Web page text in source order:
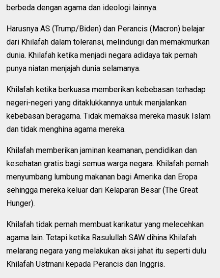
berbeda dengan agama dan ideologi lainnya.
Harusnya AS (Trump/Biden) dan Perancis (Macron) belajar
dari Khilafah dalam toleransi, melindungi dan memakmurkan
dunia. Khilafah ketika menjadi negara adidaya tak pernah
punya niatan menjajah dunia selamanya.
Khilafah ketika berkuasa memberikan kebebasan terhadap
negeri-negeri yang ditaklukkannya untuk menjalankan
kebebasan beragama. Tidak memaksa mereka masuk Islam
dan tidak menghina agama mereka.
Khilafah memberikan jaminan keamanan, pendidikan dan
kesehatan gratis bagi semua warga negara. Khilafah pernah
menyumbang lumbung makanan bagi Amerika dan Eropa
sehingga mereka keluar dari Kelaparan Besar (The Great
Hunger).
Khilafah tidak pernah membuat karikatur yang melecehkan
agama lain. Tetapi ketika Rasulullah SAW dihina Khilafah
melarang negara yang melakukan aksi jahat itu seperti dulu
Khilafah Ustmani kepada Perancis dan Inggris.